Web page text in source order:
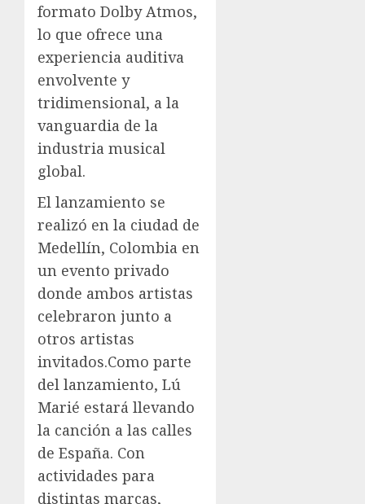
formato Dolby Atmos,
lo que ofrece una
experiencia auditiva
envolvente y
tridimensional, a la
vanguardia de la
industria musical
global.
El lanzamiento se
realizó en la ciudad de
Medellín, Colombia en
un evento privado
donde ambos artistas
celebraron junto a
otros artistas
invitados.Como parte
del lanzamiento, Lú
Marié estará llevando
la canción a las calles
de España. Con
actividades para
distintas marcas,